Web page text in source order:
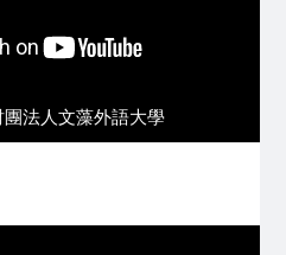
法人文藻外語大學